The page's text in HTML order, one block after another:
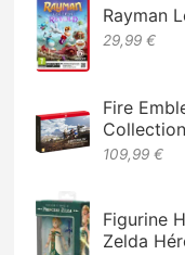
Rayman
29,99 €
Fire
109,99 €
Figurine
Zelda